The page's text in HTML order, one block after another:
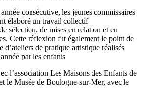
consécutive, les jeunes commissaires
élaboré un travail collectif
sélection, de mises en relation et en
Cette réflexion fut également le point de
d’ateliers de pratique artistique réalisés
par les enfants
l’association Les Maisons des Enfants de
le Musée de Boulogne-sur-Mer, avec le